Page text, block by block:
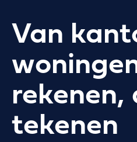
Van
rekenen,
tekenen